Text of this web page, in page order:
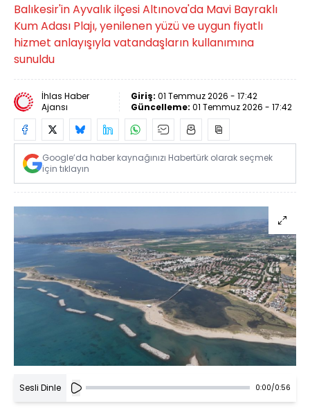
Balıkesir'in Ayvalık ilçesi Altınova'da Mavi Bayraklı
Kum Adası Plajı, yenilenen yüzü ve uygun fiyatlı
hizmet anlayışıyla vatandaşların kullanımına
sunuldu
İhlas Haber
Ajansı
Giriş: 01 Temmuz 2026 - 17:42
Güncelleme: 01 Temmuz 2026 - 17:42
Google’da haber kaynağınızı Habertürk olarak seçmek
için tıklayın
Sesli Dinle 0:00/0:56